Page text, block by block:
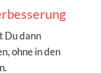
Du dann
ohne in den